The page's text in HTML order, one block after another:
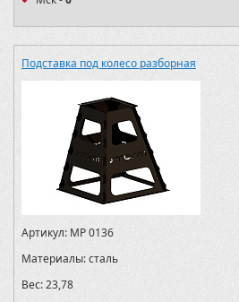
Подставка под колесо разборная
Артикул: MP 0136
Материалы:сталь
Вес:23,78